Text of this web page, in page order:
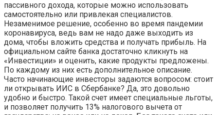
пассивного дохода, которые можно использовать
самостоятельно или привлекая специалистов.
Незаменимое решение, особенно во время пандемии
коронавируса, ведь вам не надо даже выходить из
дома, чтобы вложить средства и получать прибыль. На
официальном сайте банка достаточно кликнуть на
«Инвестиции» и оценить, какие продукты предложены.
По каждому из них есть дополнительное описание.
Часто начинающие инвесторы задаются вопросом: стоит
ли открывать ИИС в Сбербанке? Да, это довольно
удобно и быстро. Такой счет имеет специальные льготы,
и позволяет получить 13% налогового вычета от